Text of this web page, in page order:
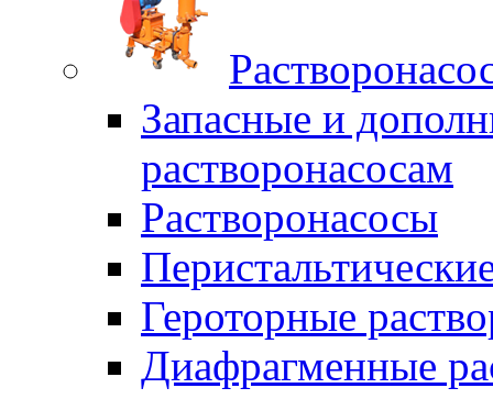
Запасные и
растворонасосам
Растворонасосы
Героторные
Диафрагменные